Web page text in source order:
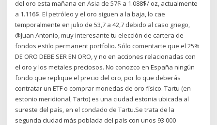
del oro esta mañana en Asia de 57$ a 1.088$/ oz, actualmente
a 1.116$. El petróleo y el oro siguen a la baja, lo cae
temporalmente en julio de 53,7 a 42,7 debido al caso griego,
@Juan Antonio, muy interesante tu elección de cartera de
fondos estilo permanent portfolio. Sólo comentarte que el 25%
DE ORO DEBE SER EN ORO, y no en acciones relacionadas con
el oro y los metales preciosos. No conozco en España ningún
fondo que replique el precio del oro, por lo que deberás
contratar un ETF o comprar monedas de oro físico. Tartu (en
estonio meridional, Tarto) es una ciudad estonia ubicada al
sureste del país, en el condado de Tartu.Se trata de la
segunda ciudad más poblada del país con unos 93 000